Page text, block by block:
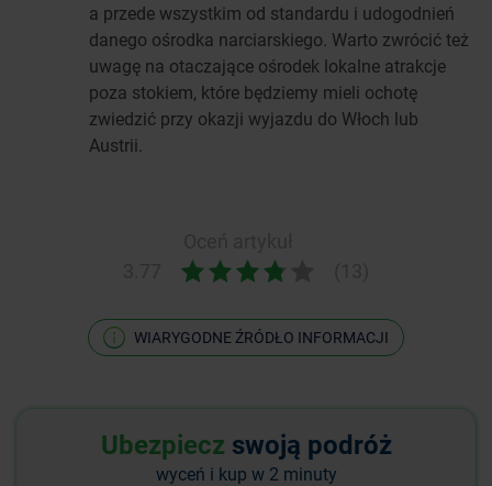
a przede wszystkim od standardu i udogodnień
danego ośrodka narciarskiego. Warto zwrócić też
uwagę na otaczające ośrodek lokalne atrakcje
poza stokiem, które będziemy mieli ochotę
zwiedzić przy okazji wyjazdu do Włoch lub
Austrii.
WIARYGODNE ŹRÓDŁO INFORMACJI
Ubezpiecz swoją podróż
wyceń i kup w 2 minuty